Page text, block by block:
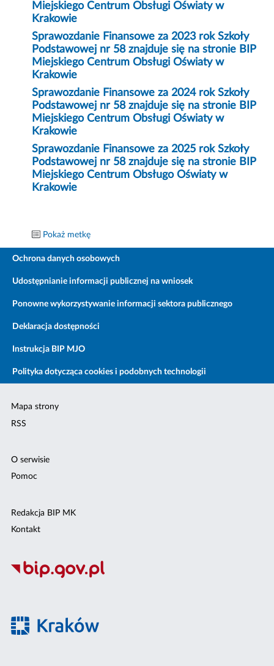
Miejskiego Centrum Obsługi Oświaty w
Krakowie
Sprawozdanie Finansowe za 2023 rok Szkoły
Podstawowej nr 58 znajduje się na stronie BIP
Miejskiego Centrum Obsługi Oświaty w
Krakowie
Sprawozdanie Finansowe za 2024 rok Szkoły
Podstawowej nr 58 znajduje się na stronie BIP
Miejskiego Centrum Obsługi Oświaty w
Krakowie
Sprawozdanie Finansowe za 2025 rok Szkoły
Podstawowej nr 58 znajduje się na stronie BIP
Miejskiego Centrum Obsługo Oświaty w
Krakowie
Pokaż metkę
Ochrona danych osobowych
Udostępnianie informacji publicznej na wniosek
Ponowne wykorzystywanie informacji sektora publicznego
Deklaracja dostępności
Instrukcja BIP MJO
Polityka dotycząca cookies i podobnych technologii
Mapa strony
RSS
O serwisie
Pomoc
Redakcja BIP MK
Kontakt